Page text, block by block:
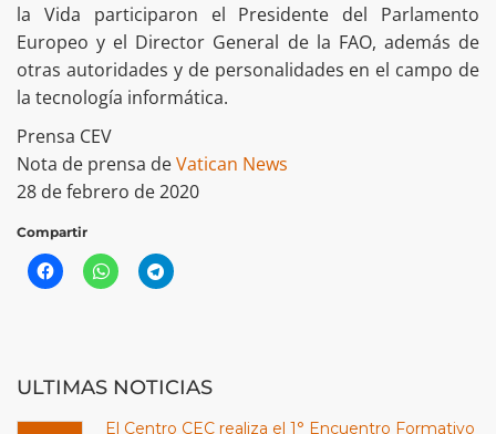
la Vida participaron el Presidente del Parlamento
Europeo y el Director General de la FAO, además de
otras autoridades y de personalidades en el campo de
la tecnología informática.
Prensa CEV
Nota de prensa deVatican News
28 de febrero de 2020
Compartir
ULTIMAS NOTICIAS
El Centro CEC realiza el 1° Encuentro Formativo